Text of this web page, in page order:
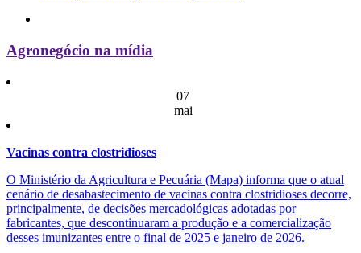
Agronegócio na mídia
07
mai
Vacinas contra clostridioses
O Ministério da Agricultura e Pecuária (Mapa) informa que o atual
cenário de desabastecimento de vacinas contra clostridioses decorre,
principalmente, de decisões mercadológicas adotadas por
fabricantes, que descontinuaram a produção e a comercialização
desses imunizantes entre o final de 2025 e janeiro de 2026.